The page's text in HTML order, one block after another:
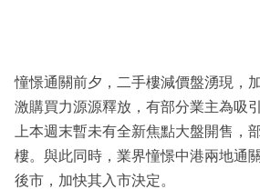
憧憬通關前夕，二手樓減價盤湧現，
激購買力源源釋放，有部分業主為吸
上本週末暫未有全新焦點大盤開售，
樓。與此同時，業界憧憬中港兩地通
後市，加快其入市決定。